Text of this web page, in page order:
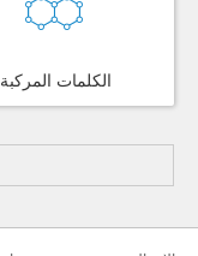
الكلمات المركبة